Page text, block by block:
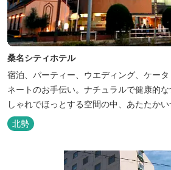
桑名シティホテル
宿泊、パーティー、ウエディング、ケー
ネートのお手伝い。ナチュラルで健康的
しゃれでほっとする空間の中、あたたか
たします。
北勢